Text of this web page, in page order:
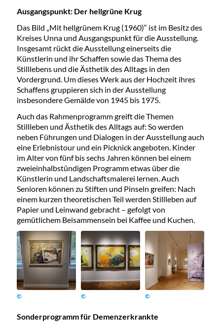
Ausgangspunkt: Der hellgrüne Krug
Das Bild „Mit hellgrünem Krug (1960)“ ist im Besitz des
Kreises Unna und Ausgangspunkt für die Ausstellung.
Insgesamt rückt die Ausstellung einerseits die
Künstlerin und ihr Schaffen sowie das Thema des
Stilllebens und die Ästhetik des Alltags in den
Vordergrund. Um dieses Werk aus der Hochzeit ihres
Schaffens gruppieren sich in der Ausstellung
insbesondere Gemälde von 1945 bis 1975.
Auch das Rahmenprogramm greift die Themen
Stillleben und Ästhetik des Alltags auf: So werden
neben Führungen und Dialogen in der Ausstellung auch
eine Erlebnistour und ein Picknick angeboten. Kinder
im Alter von fünf bis sechs Jahren können bei einem
zweieinhalbstündigen Programm etwas über die
Künstlerin und Landschaftsmalerei lernen. Auch
Senioren können zu Stiften und Pinseln greifen: Nach
einem kurzen theoretischen Teil werden Stillleben auf
Papier und Leinwand gebracht – gefolgt von
gemütlichem Beisammensein bei Kaffee und Kuchen.
© © ©
Sonderprogramm für Demenzerkrankte